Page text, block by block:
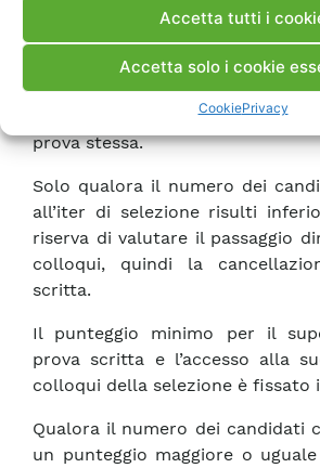
Accetta tutti i
Accetta solo i cookie
CookiePrivacy
piattaforma Moodle e-learning
ammessi a partecipare alla
essere richiesto di
documento di identità, al fine di
riconoscimento prima dello
prova stessa.
Solo qualora il numero dei
all’iter di selezione risulti
riserva di valutare il passaggio
colloqui, quindi la
scritta.
Il punteggio minimo per il
prova scritta e l’accesso alla
colloqui della selezione è fissato
Qualora il numero dei candidati
un punteggio maggiore o